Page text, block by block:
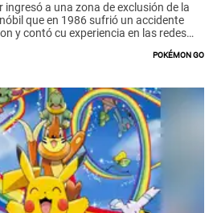
ingresó a una zona de exclusión de la
que en 1986 sufrió un accidente
y contó cu experiencia en las redes
Pokémon Go